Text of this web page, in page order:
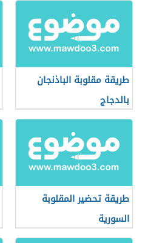
طريقة مقلوبة الباذنجان
بالدجاج
طريقة تحضير المقلوبة
السورية